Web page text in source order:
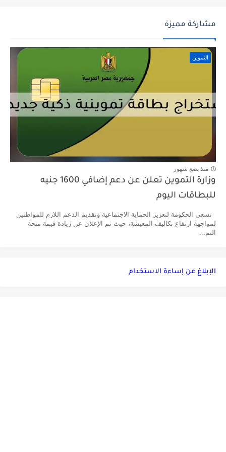
مشاركة مميزة
التموين
منذ بضع شهور
وزارة التموين تعلن عن دعم إضافي 1600 جنيه
للبطاقات اليوم
تسعى الحكومة لتعزيز الحماية الاجتماعية وتقديم الدعم اللازم للمواطنين
لمواجهة ارتفاع تكاليف المعيشة، حيث تم الإعلان عن زيادة قيمة منحة
التم...
الإبلاغ عن إساءة الاستخدام